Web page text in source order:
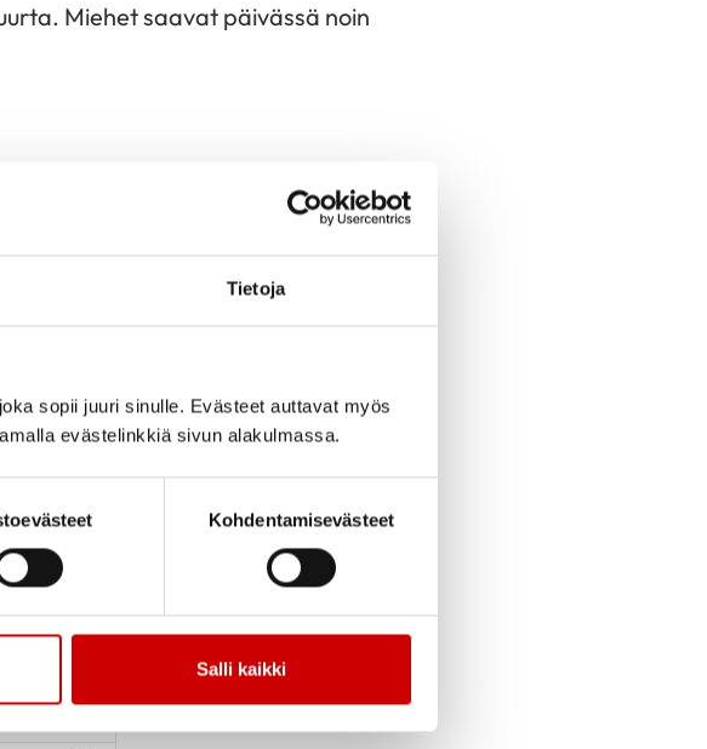
Tietoja
sopii juuri sinulle. Evästeet auttavat myös
evästelinkkiä sivun alakulmassa.
Kohdentamisevästeet
Salli kaikki
Miehet saavat päivässä noin
ja käyttämällä suolaa
on valita leipä ja pääruoat
tuotteet. Sydänmerkki-sivuilla
määrä on kohtuullinen.
(%)
1,0